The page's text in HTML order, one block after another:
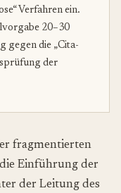
Verfahren ein.
20–30
gegen die „Cita-
der
fragmentierten
Einführung der
der Leitung des